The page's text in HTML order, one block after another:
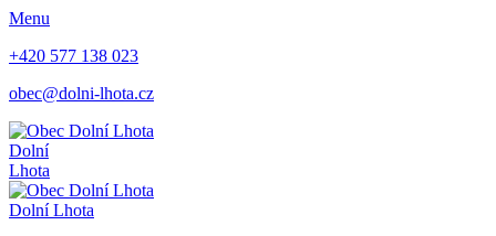
Menu
+420 577 138 023
obec@dolni-lhota.cz
Dolní
Lhota
Dolní Lhota